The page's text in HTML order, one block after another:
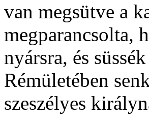
van megsütve a
megparancsolta,
nyársra, és
Rémületében
szeszélyes